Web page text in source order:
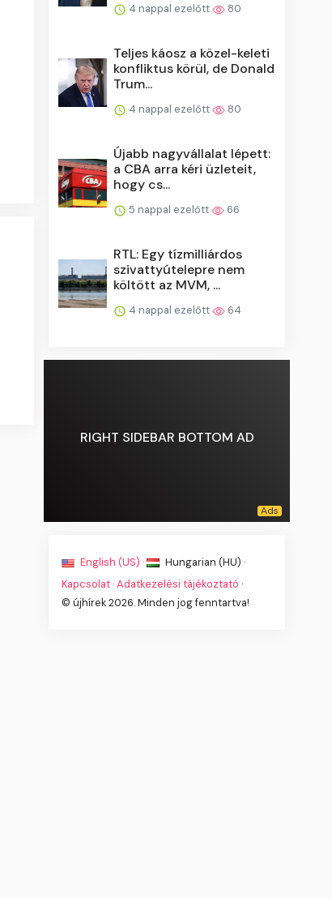
4 nappal ezelőtt 80
Teljes káosz a közel-keleti
konfliktus körül, de Donald
Trum...
4 nappal ezelőtt 80
Újabb nagyvállalat lépett:
a CBA arra kéri üzleteit,
hogy cs...
5 nappal ezelőtt 66
RTL: Egy tízmilliárdos
szivattyútelepre nem
költött az MVM, ...
4 nappal ezelőtt 64
RIGHT SIDEBAR BOTTOM AD
English (US) ·
Hungarian (HU) ·
Kapcsolat ·Adatkezelési tájékoztató ·
© újhírek 2026. Minden jog fenntartva!